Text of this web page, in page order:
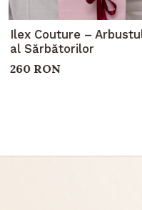
Ilex Couture –
al Sărbătorilor
260 RON